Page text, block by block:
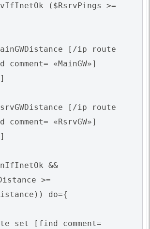
( $RsrvPings >=
[/ip route
«MainGW»]
[/ip route
«RsrvGW»]
&&
>=
do={
set [find comment=